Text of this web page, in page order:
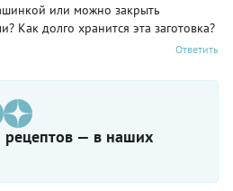
или можно закрыть
полиэтиленовыми крышками? Как долго хранится эта заготовка?
Ответить
— в наших